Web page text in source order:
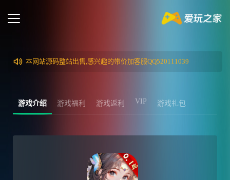
本网站源码整站出售,感兴趣的带价加客服QQ520111039
游戏介绍 游戏福利 游戏返利 VIP 游戏礼包